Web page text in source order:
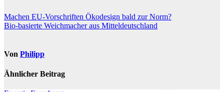
Beitragsnavigation
Machen EU-Vorschriften Ökodesign bald zur Norm?
Bio-basierte Weichmacher aus Mitteldeutschland
Von Philipp
Ähnlicher Beitrag